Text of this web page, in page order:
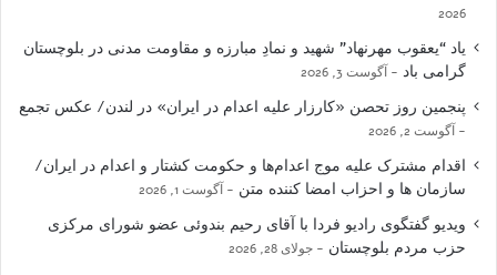
2026
یاد “یعقوب مهرنهاد” شهید و نمادِ مبارزه و مقاومت مدنی در بلوچستان
گرامی باد
آگوست 3, 2026
پنجمین روز تحصن «کارزار علیه اعدام در ایران» در لندن/ عکس تجمع
آگوست 2, 2026
اقدام مشترک علیه موج اعدام‌ها و حکومت کشتار و اعدام در ایران/
سازمان ها و احزاب امضا کننده متن
آگوست 1, 2026
ویدیو گفتگوی رادیو فردا با آقای رحیم بندوئی عضو شورای مرکزی
حزب مردم بلوچستان
جولای 28, 2026